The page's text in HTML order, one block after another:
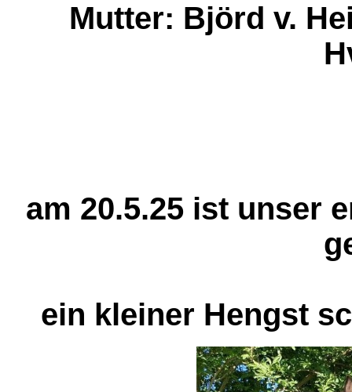
Mutter: Björd v.
am 20.5.25 ist unser
ein kleiner Hengst